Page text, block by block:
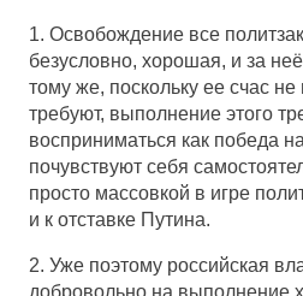
1. Освобождение все
безусловно, хорошая, и за
тому же, поскольку ее счас
требуют, выполнение этого
восприниматься как победа
почувствуют себя
просто массовкой в игре
и к отставке Путина.
2. Уже поэтому российская
добровольно на выполнение